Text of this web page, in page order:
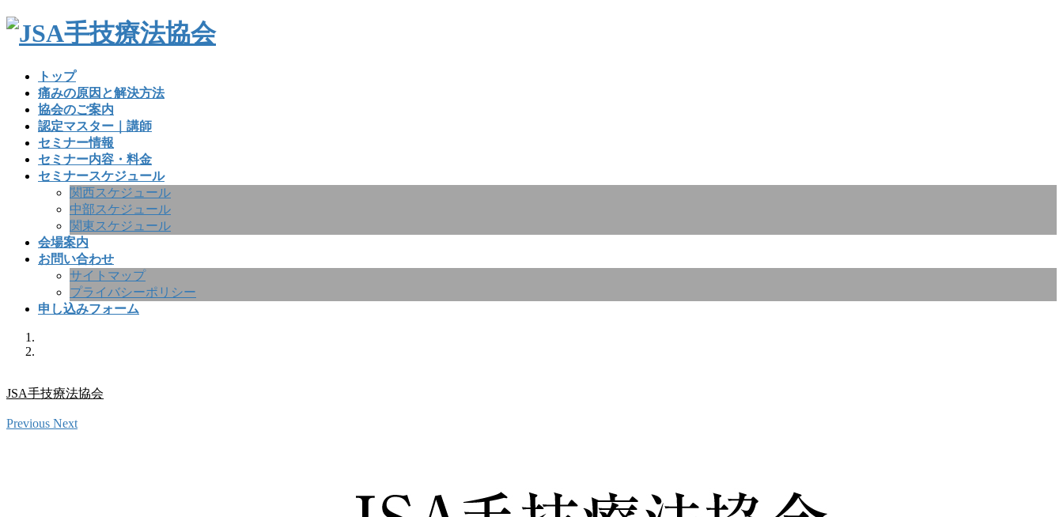
コ
ナ
トップ
痛みの原因と解決方法
協会のご案内
認定マスター｜講師
セミナー情報
セミナー内容・料金
セミナースケジュール
関西スケジュール
中部スケジュール
関東スケジュール
会場案内
お問い合わせ
サイトマップ
プライバシーポリシー
申し込みフォーム
JSA手技療法協会
Previous Next